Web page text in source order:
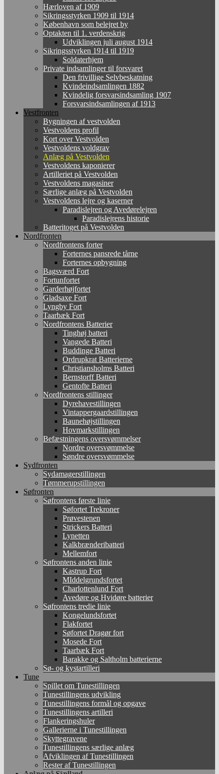
Hærloven af 1909
Sikringsstyrken 1909 til 1914
København som belejret by
Optakten til 1. verdenskrig
Udviklingen juli august 1914
Sikringsstyrken 1914 til 1919
Soldaterhjem
Private indsamlinger til forsvaret
Den frivillige Selvbeskatning
Kvindeindsamlingen 1882
Kvindelig forsvarsindsamling 1907
Forsvarsindsamlingen af 1913
Vestfronten
Bygningen af vestvolden
Vestvoldens profil
Kort over Vestvolden
Vestvoldens voldgrav
Anlæg på Vestvolden
Vestvoldens kaponierer
Artilleriet på Vestvolden
Vestvoldens magasiner
Særlige anlæg på Vestvolden
Vestvoldens lejre og kaserner
Paradislejren og Avedørelejren
Paradislejrens historie
Batteritoget på Vestvolden
Nordfronten
Nordfrontens forter
Forternes pansrede tårne
Forternes opbygning
Bagsværd Fort
Fortunfortet
Garderhøjfortet
Gladsaxe Fort
Lyngby Fort
Taarbæk Fort
Nordfrontens Batterier
Tinghøj batteri
Vangede Batteri
Buddinge Batteri
Ordrupkrat Batterierne
Christiansholms Batteri
Bernstorff Batteri
Gentofte Batteri
Nordfrontens stillinger
Dyrehavestillingen
Vintappergaardstillingen
Baunehøjstillingen
Hovmarkstillingen
Befæstningens oversvømmelser
Nordre oversvømmelse
Søndre oversvømmelse
Sydfronten
Sydamagerstillingen
Tømmerupstillingen
Søfronten
Søfrontens første linie
Søfortet Trekroner
Prøvestenen
Strickers Batteri
Lynetten
Kalkbrænderibatteri
Mellemfort
Søfrontens anden linie
Kastrup Fort
MIddelgrundsfortet
Charlottenlund Fort
Avedøre og Hvidøre batterier
Søfrontens tredie linie
Kongelundsfortet
Flakfortet
Søfortet Dragør fort
Mosede Fort
Taarbæk Fort
Barakke og Saltholm batterierne
Sø- og kystartilleri
Tune
Spillet om Tunestillingen
Tunestillingens udvikling
Tunestillingens formål og opgave
Tunestillingens artilleri
Flankeringshuler
Gallerierne i Tunestillingen
Skyttegravene
Tunestillingens særlige anlæg
Afviklingen af Tunestillingen
Rester af Tunestillingen